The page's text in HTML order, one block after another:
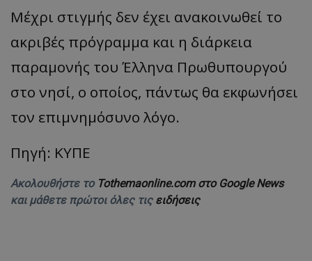
Μέχρι στιγμής δεν έχει ανακοινωθεί το
ακριβές πρόγραμμα και η διάρκεια
παραμονής του Έλληνα Πρωθυπουργού
στο νησί, ο οποίος, πάντως θα εκφωνήσει
τον επιμνημόσυνο λόγο.
Πηγή: ΚΥΠΕ
Ακολουθήστε το Tothemaonline.com στο Google News
και μάθετε πρώτοι όλες τις ειδήσεις